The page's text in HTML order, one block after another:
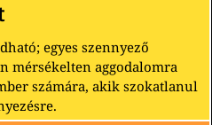
egyes szennyező
mérsékelten aggodalomra
számára, akik szokatlanul